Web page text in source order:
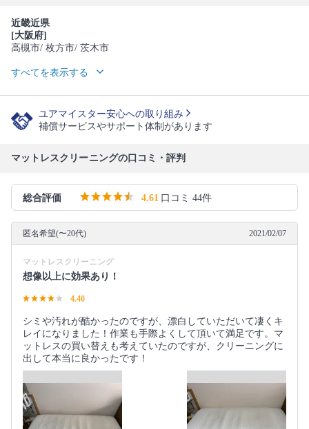
近畿近県
[大阪府]
高槻市/ 枚方市/ 茨木市
すべてを表示する
ユアマイスター安心への取り組み
補償サービスやサポート体制があります
マットレスクリーニングの口コミ・評判
総合評価 4.61 口コミ 44件
匿名希望(〜20代) 2021/02/07
マットレスクリーニング
想像以上に効果あり！
4.40
シミや汚れが酷かったのですが、漂白していただいて凄くキ
レイになりました！作業も手際よくして頂いて満足です。マ
ットレスの買い替えも考えていたのですが、クリーニングに
出して本当に良かったです！